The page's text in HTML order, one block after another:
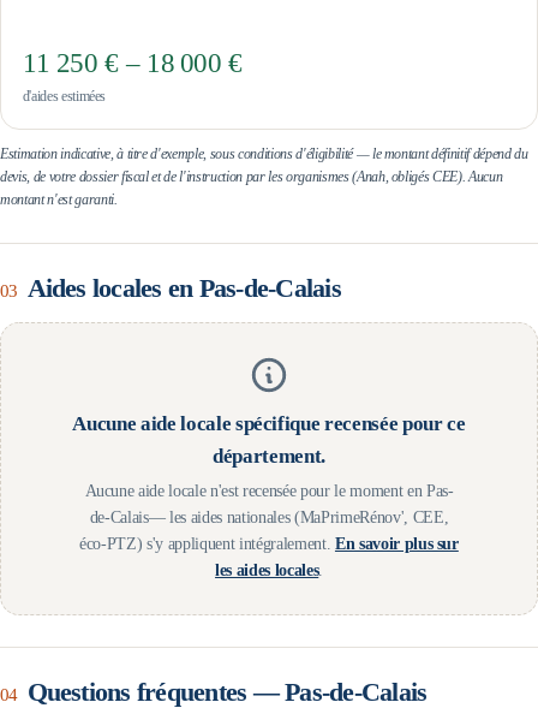
11 250 € – 18 000 €
d'aides estimées
Estimation indicative, à titre d'exemple, sous conditions d'éligibilité — le montant définitif dépend du
devis, de votre dossier fiscal et de l'instruction par les organismes (Anah, obligés CEE). Aucun
montant n'est garanti.
03 Aides locales en Pas-de-Calais
Aucune aide locale spécifique recensée pour ce
département.
Aucune aide locale n'est recensée pour le moment en Pas-
de-Calais— les aides nationales (MaPrimeRénov', CEE,
éco-PTZ) s'y appliquent intégralement. En savoir plus sur
les aides locales.
04 Questions fréquentes —Pas-de-Calais